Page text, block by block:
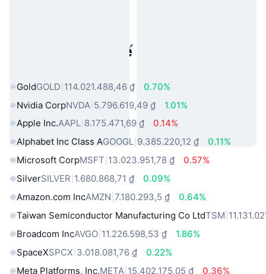
Tài sản trong thế giới thực phổ
GoldGOLD 114.021.488,46 ₫
0.70%
Nvidia CorpNVDA 5.796.619,49 ₫
1.01%
Apple Inc.AAPL 8.175.471,69 ₫
0.14%
Alphabet Inc Class AGOOGL 9.385.220,12 ₫
0.11%
Microsoft CorpMSFT 13.023.951,78 ₫
0.57%
SilverSILVER 1.680.868,71 ₫
0.09%
Amazon.com IncAMZN 7.180.293,5 ₫
0.64%
Taiwan Semiconductor Manufacturing Co LtdTSM
Broadcom IncAVGO 11.226.598,53 ₫
1.86%
SpaceXSPCX 3.018.081,76 ₫
0.22%
Meta Platforms, Inc.META 15.402.175,05 ₫
0.36%